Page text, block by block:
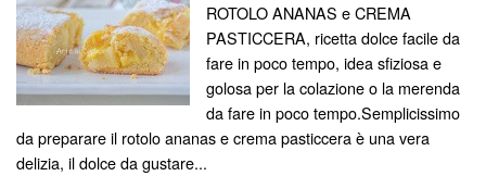
ROTOLO ANANAS e CREMA
PASTICCERA, ricetta dolce facile da
fare in poco tempo, idea sfiziosa e
golosa per la colazione o la merenda
da fare in poco tempo.Semplicissimo
da preparare il rotolo ananas e crema pasticcera è una vera
delizia, il dolce da gustare...